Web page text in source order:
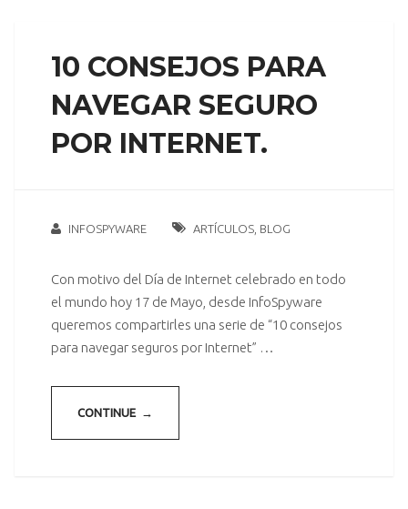
10 CONSEJOS PARA
NAVEGAR SEGURO
POR INTERNET.
INFOSPYWARE ARTÍCULOS, BLOG
Con motivo del Día de Internet celebrado en todo
el mundo hoy 17 de Mayo, desde InfoSpyware
queremos compartirles una serie de “10 consejos
para navegar seguros por Internet” …
CONTINUE →